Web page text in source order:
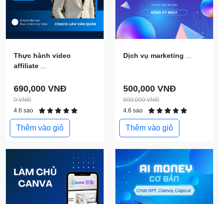
Thực hành video
affiliate
690,000 VNĐ
0 VNĐ
4.6 sao
Thêm vào giỏ
Dịch vụ marketing
500,000 VNĐ
600,000 VNĐ
4.6 sao
Thêm vào giỏ